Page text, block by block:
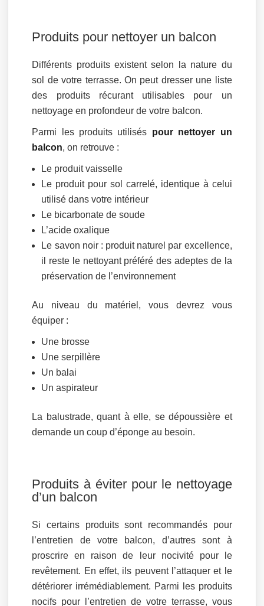
Produits pour nettoyer un balcon
Différents produits existent selon la nature du
sol de votre terrasse. On peut dresser une liste
des produits récurant utilisables pour un
nettoyage en profondeur de votre balcon.
Parmi les produits utilisés pour nettoyer un
balcon, on retrouve :
Le produit vaisselle
Le produit pour sol carrelé, identique à celui
utilisé dans votre intérieur
Le bicarbonate de soude
L’acide oxalique
Le savon noir : produit naturel par excellence,
il reste le nettoyant préféré des adeptes de la
préservation de l’environnement
Au niveau du matériel, vous devrez vous
équiper :
Une brosse
Une serpillère
Un balai
Un aspirateur
La balustrade, quant à elle, se dépoussière et
demande un coup d’éponge au besoin.
Produits à éviter pour le nettoyage
d’un balcon
Si certains produits sont recommandés pour
l’entretien de votre balcon, d’autres sont à
proscrire en raison de leur nocivité pour le
revêtement. En effet, ils peuvent l’attaquer et le
détériorer irrémédiablement. Parmi les produits
nocifs pour l’entretien de votre terrasse, vous